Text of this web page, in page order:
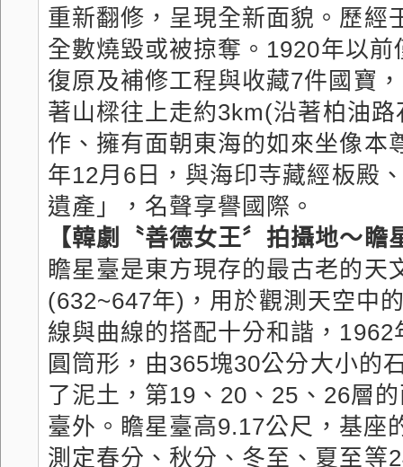
重新翻修，呈現全新面貌。歷經
全數燒毀或被掠奪。1920年以
復原及補修工程與收藏7件國寶
著山樑往上走約3km(沿著柏油
作、擁有面朝東海的如來坐像本
年12月6日，與海印寺藏經板殿
遺產」，名聲享譽國際。
【韓劇〝善德女王〞拍攝地～
瞻星臺是東方現存的最古老的天
(632~647年)，用於觀測天空中
線與曲線的搭配十分和諧，
圓筒形，由365塊30公分大小的
了泥土，第19、20、25、26層
臺外。瞻星臺高9.17公尺，基座
測定春分、秋分、冬至、夏至等